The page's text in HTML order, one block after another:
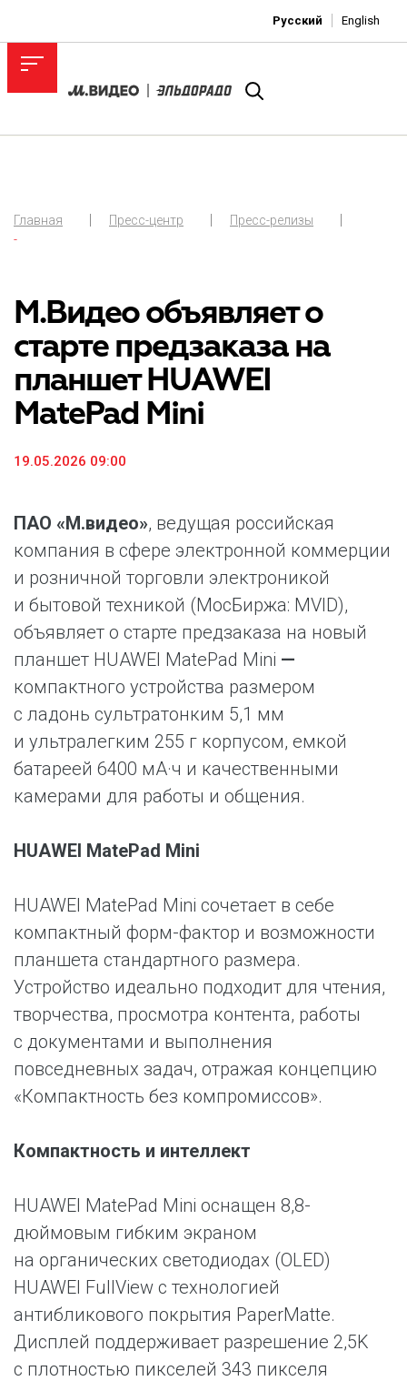
Русский English
Главная Пресс-центр
Пресс-релизы
-
М.Видео объявляет о
старте предзаказа на
планшет HUAWEI
MatePad Mini
19.05.2026 09:00
ПАО «М.видео», ведущая российская
компания в сфере электронной коммерции
и розничной торговли электроникой
и бытовой техникой (МосБиржа: MVID),
объявляет о старте предзаказа на новый
планшет HUAWEI MatePad Mini —
компактного устройства размером
с ладонь сультратонким 5,1 мм
и ультралегким 255 г корпусом, емкой
батареей 6400 мА·ч и качественными
камерами для работы и общения.
HUAWEI MatePad Mini
HUAWEI MatePad Mini сочетает в себе
компактный форм-фактор и возможности
планшета стандартного размера.
Устройство идеально подходит для чтения,
творчества, просмотра контента, работы
с документами и выполнения
повседневных задач, отражая концепцию
«Компактность без компромиссов».
Компактность и интеллект
HUAWEI MatePad Mini оснащен 8,8-
дюймовым гибким экраном
на органических светодиодах (OLED)
HUAWEI FullView с технологией
антибликового покрытия PaperMatte.
Дисплей поддерживает разрешение 2,5K
с плотностью пикселей 343 пикселя